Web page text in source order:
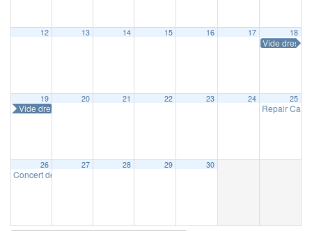
12 13 14 15 16 17 18
Vide
19
Vide dressing
20 21 22 23 24 25
Repair Café
26
Concert de la Concorde
27 28 29 30